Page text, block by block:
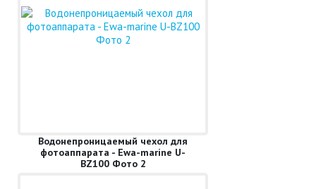
Водонепроницаемый чехол для
фотоаппарата - Ewa-marine U-
BZ100 Фото 2